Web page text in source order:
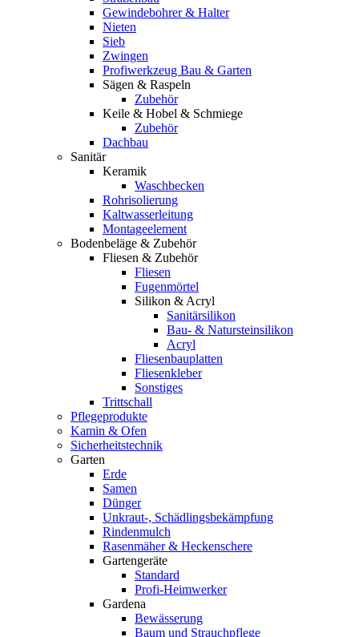
Gewindebohrer & Halter
Nieten
Sieb
Zwingen
Profiwerkzeug Bau & Garten
Sägen & Raspeln
Zubehör
Keile & Hobel & Schmiege
Zubehör
Dachbau
Sanitär
Keramik
Waschbecken
Rohrisolierung
Kaltwasserleitung
Montageelement
Bodenbeläge & Zubehör
Fliesen & Zubehör
Fliesen
Fugenmörtel
Silikon & Acryl
Sanitärsilikon
Bau- & Natursteinsilikon
Acryl
Fliesenbauplatten
Fliesenkleber
Sonstiges
Trittschall
Pflegeprodukte
Kamin & Ofen
Sicherheitstechnik
Garten
Erde
Samen
Dünger
Unkraut-, Schädlingsbekämpfung
Rindenmulch
Rasenmäher & Heckenschere
Gartengeräte
Standard
Profi-Heimwerker
Gardena
Bewässerung
Baum und Strauchpflege